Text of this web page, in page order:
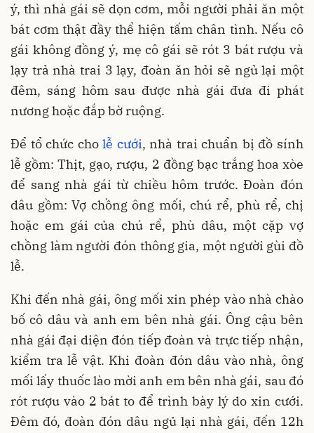
ý, thì nhà gái sẽ dọn cơm, mỗi người phải ăn một
bát cơm thật đầy thể hiện tấm chân tình. Nếu cô
gái không đồng ý, mẹ cô gái sẽ rót 3 bát rượu và
lạy trả nhà trai 3 lạy, đoàn ăn hỏi sẽ ngủ lại một
đêm, sáng hôm sau được nhà gái đưa đi phát
nương hoặc đắp bờ ruộng.
Để tổ chức cholễ cưới, nhà trai chuẩn bị đồ sính
lễ gồm: Thịt, gạo, rượu, 2 đồng bạc trắng hoa xòe
để sang nhà gái từ chiều hôm trước. Đoàn đón
dâu gồm: Vợ chồng ông mối, chú rể, phù rể, chị
hoặc em gái của chú rể, phù dâu, một cặp vợ
chồng làm người đón thông gia, một người gùi đồ
lễ.
Khi đến nhà gái, ông mối xin phép vào nhà chào
bố cô dâu và anh em bên nhà gái. Ông cậu bên
nhà gái đại diện đón tiếp đoàn và trực tiếp nhận,
kiểm tra lễ vật. Khi đoàn đón dâu vào nhà, ông
mối lấy thuốc lào mời anh em bên nhà gái, sau đó
rót rượu vào 2 bát to để trình bày lý do xin cưới.
Đêm đó, đoàn đón dâu ngủ lại nhà gái, đến 12h